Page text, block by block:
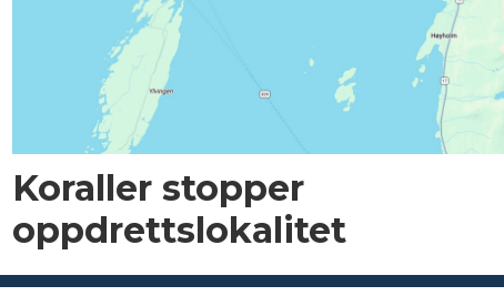
Koraller stopper
oppdrettslokalitet